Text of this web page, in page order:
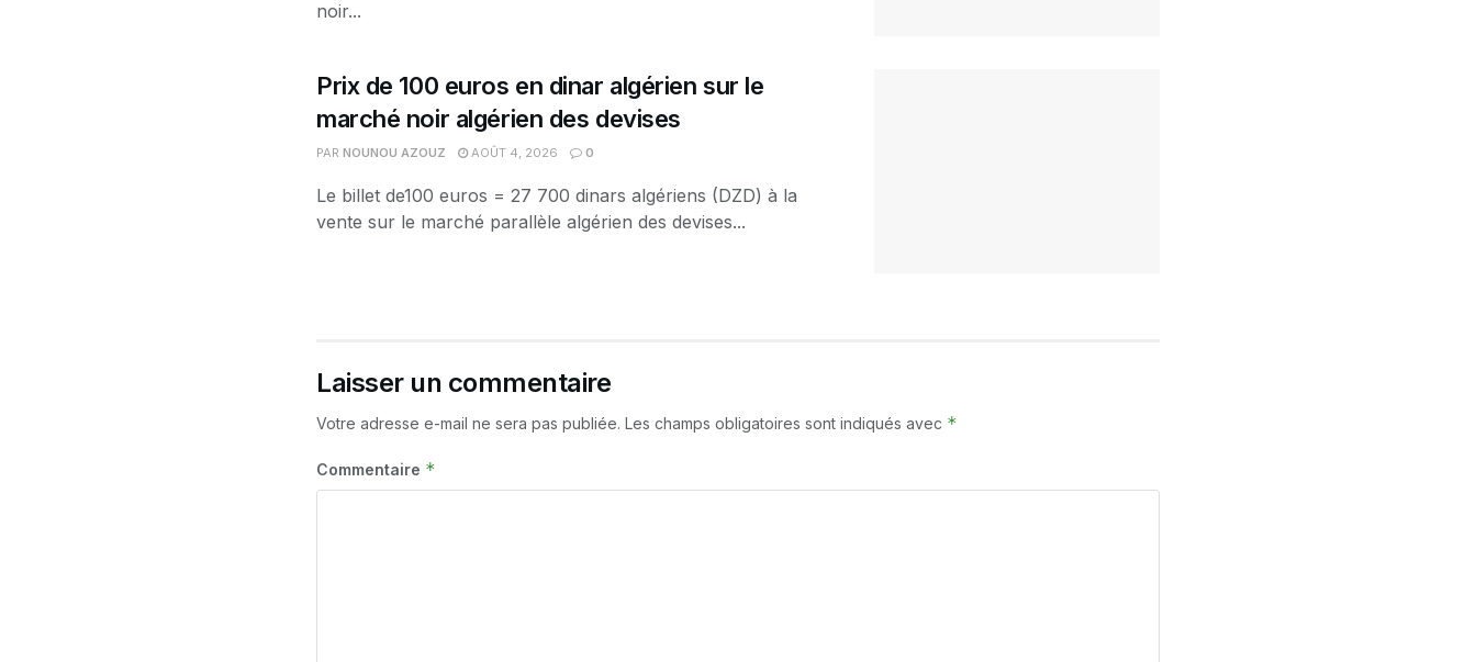
noir...
Prix de 100 euros en dinar algérien sur le
marché noir algérien des devises
PAR NOUNOU AZOUZ AOÛT 4, 2026 0
Le billet de100 euros = 27 700 dinars algériens (DZD) à la
vente sur le marché parallèle algérien des devises...
Laisser un commentaire
Votre adresse e-mail ne sera pas publiée. Les champs obligatoires sont indiqués avec *
Commentaire *